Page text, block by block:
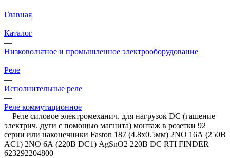
Главная
—
Каталог
—
Низковольтное и промышленное электрооборудование
—
Реле
—
Исполнительные реле
—
Реле коммутационное
—Реле силовое электромеханич. для нагрузок DC (гашение
электрич. дуги с помощью магнита) монтаж в розетки 92
серии или наконечники Faston 187 (4.8х0.5мм) 2NO 16А (250В
AC1) 2NO 6А (220В DC1) AgSnO2 220В DC RTI FINDER
623292204800